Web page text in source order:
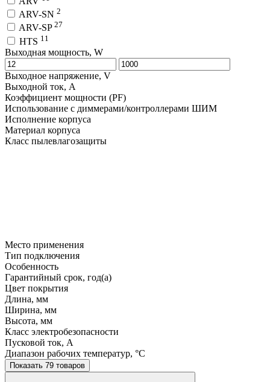
ARV-SN 2
ARV-SP 27
HTS 11
Выходная мощность, W
Выходное напряжение, V
Выходной ток, A
Коэффициент мощности (PF)
Использование с диммерами/контроллерами ШИМ
Исполнение корпуса
Материал корпуса
Класс пылевлагозащиты
Место применения
Тип подключения
Особенность
Гарантийный срок, год(а)
Цвет покрытия
Длина, мм
Ширина, мм
Высота, мм
Класс электробезопасности
Пусковой ток, A
Диапазон рабочих температур, °C
Показать 79 товаров